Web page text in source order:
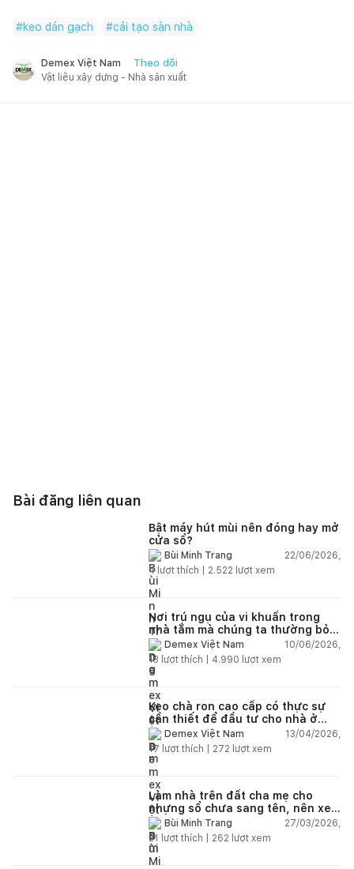
#keo dán gạch #cải tạo sàn nhà
Demex Việt Nam Theo dõi
Vật liệu xây dựng - Nhà sản xuất
Bài đăng liên quan
Bật máy hút mùi nên đóng hay mở
cửa sổ?
Bùi Minh Trang
22/06/2026,
4lượt thích | 2.522 lượt xem
Nơi trú ngụ của vi khuẩn trong
nhà tắm mà chúng ta thường bỏ
quaDemex Việt Nam
10/06/2026,
13 lượt thích | 4.990 lượt xem
Keo chà ron cao cấp có thực sự
cần thiết để đầu tư cho nhà ở
dân dụng?
Demex Việt Nam
13/04/2026,
17 lượt thích | 272 lượt xem
Làm nhà trên đất cha mẹ cho
nhưng sổ chưa sang tên, nên xem
tuổi ai?
Bùi Minh Trang
27/03/2026,
21
lượt thích | 262 lượt xem